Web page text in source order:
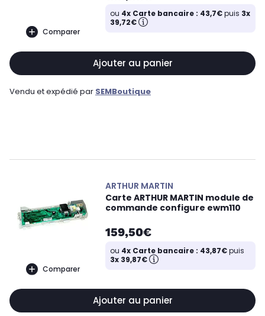
Comparer
ou 4x Carte bancaire : 43,7€puis 3x
39,72€
Ajouter au panier
Vendu et expédié par SEMBoutique
Comparer
ARTHUR MARTIN
Carte ARTHUR MARTIN module de
commande configure ewm110
159,50€
ou 4x Carte bancaire : 43,87€puis
3x 39,87€
Ajouter au panier